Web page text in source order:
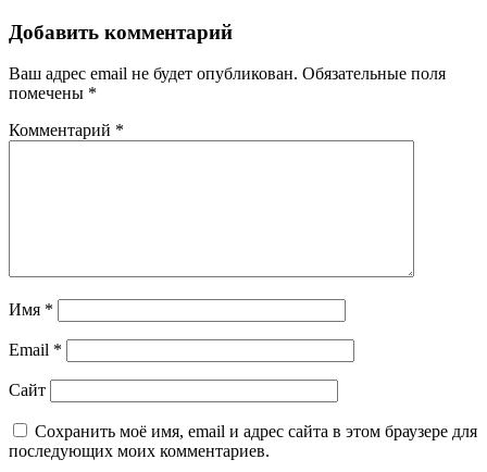
Добавить комментарий
Ваш адрес email не будет опубликован. Обязательные поля
помечены *
Комментарий *
Имя *
Email *
Сайт
Сохранить моё имя, email и адрес сайта в этом браузере для
последующих моих комментариев.